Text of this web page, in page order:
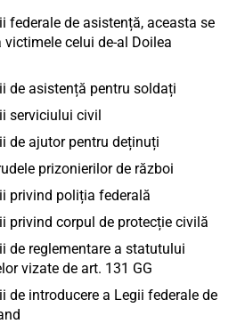
federale de asistență, aceasta se
celui de-al Doilea
de asistență pentru soldați
serviciului civil
de ajutor pentru deținuți
prizonierilor de război
privind poliția federală
privind corpul de protecție civilă
de reglementare a statutului
vizate de art. 131 GG
de introducere a Legii federale de